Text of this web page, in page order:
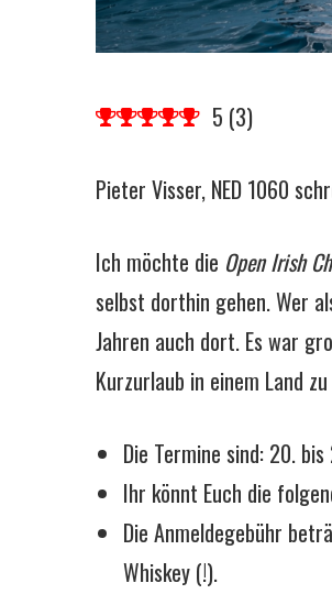
5 (3)
Pieter Visser, NED 1060
Ich möchte die Open Irish
selbst dorthin gehen. Wer
Jahren auch dort. Es war
Kurzurlaub in einem Land
Die Termine sind: 20.
Ihr könnt Euch die
Die Anmeldegebühr
Whiskey (!).